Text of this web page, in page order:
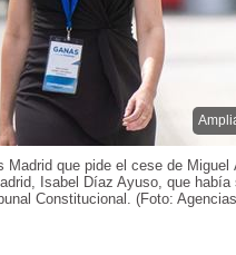
que pide el cese de Miguel
Isabel Díaz Ayuso, que había
Constitucional. (Foto: